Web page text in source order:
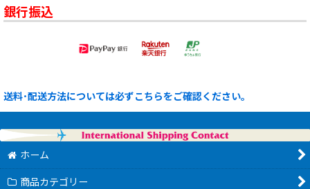
銀行振込
送料･配送方法については必ずこちらをご確認ください。
ホーム
商品カテゴリー